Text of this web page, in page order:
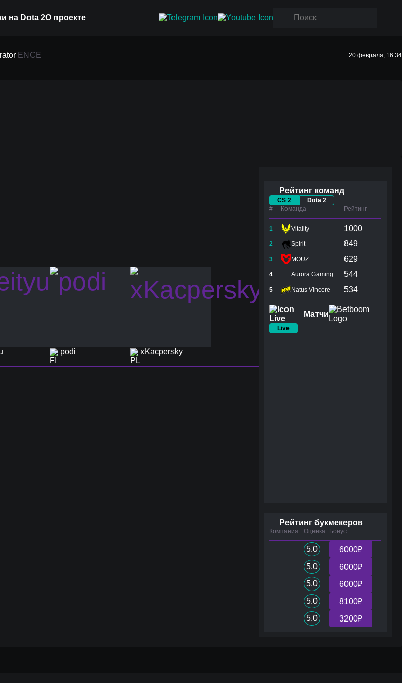
на Dota 2О проекте
ENCE 20 февраля, 16:34
podi xKacpersky
Рейтинг команд
CS 2
Dota 2
#
Команда Рейтинг
1 Vitality 1000
2 Spirit 849
3 MOUZ 629
4 Aurora Gaming 544
5 Natus Vincere 534
Матчи
Live
Рейтинг букмекеров
Компания Оценка Бонус
5.0
6000₽
5.0
6000₽
5.0
6000₽
5.0
8100₽
5.0
3200₽